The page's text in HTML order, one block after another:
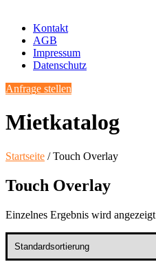
Kontakt
AGB
Impressum
Datenschutz
Anfrage stellen
Mietkatalog
Startseite / Touch Overlay
Touch Overlay
Einzelnes Ergebnis wird angezeigt